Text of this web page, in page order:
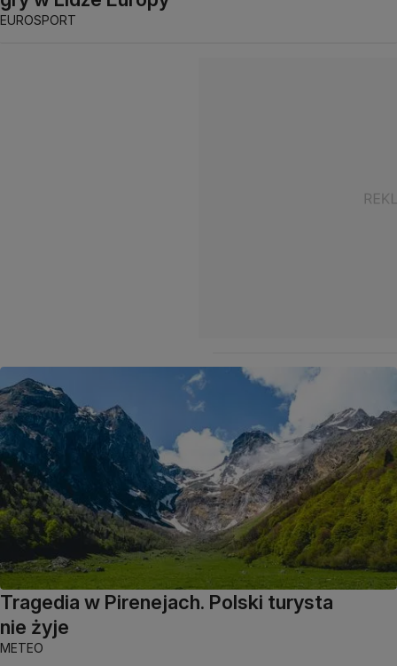
EUROSPORT
Tragedia w Pirenejach. Polski turysta
nie żyje
METEO